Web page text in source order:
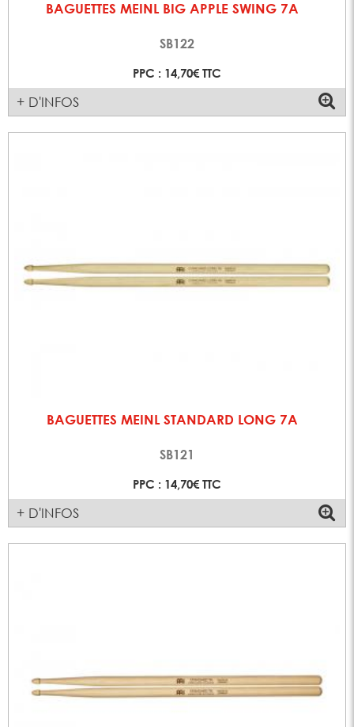
BAGUETTES MEINL BIG APPLE SWING 7A
SB122
PPC : 14,70€ TTC
+ D'INFOS
BAGUETTES MEINL STANDARD LONG 7A
SB121
PPC : 14,70€ TTC
+ D'INFOS